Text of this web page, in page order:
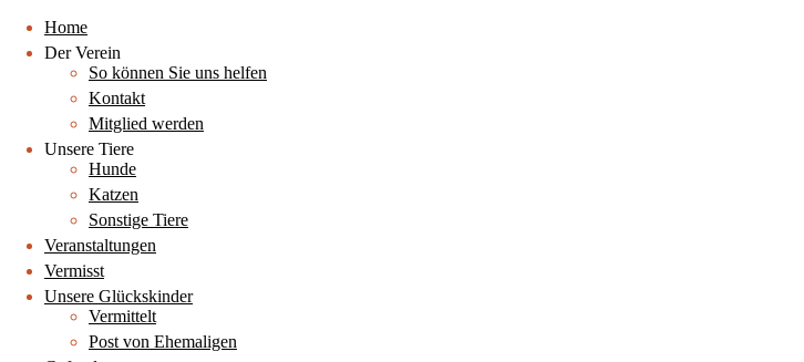
Home
Der Verein
So können Sie uns helfen
Kontakt
Mitglied werden
Unsere Tiere
Hunde
Katzen
Sonstige Tiere
Veranstaltungen
Vermisst
Unsere Glückskinder
Vermittelt
Post von Ehemaligen